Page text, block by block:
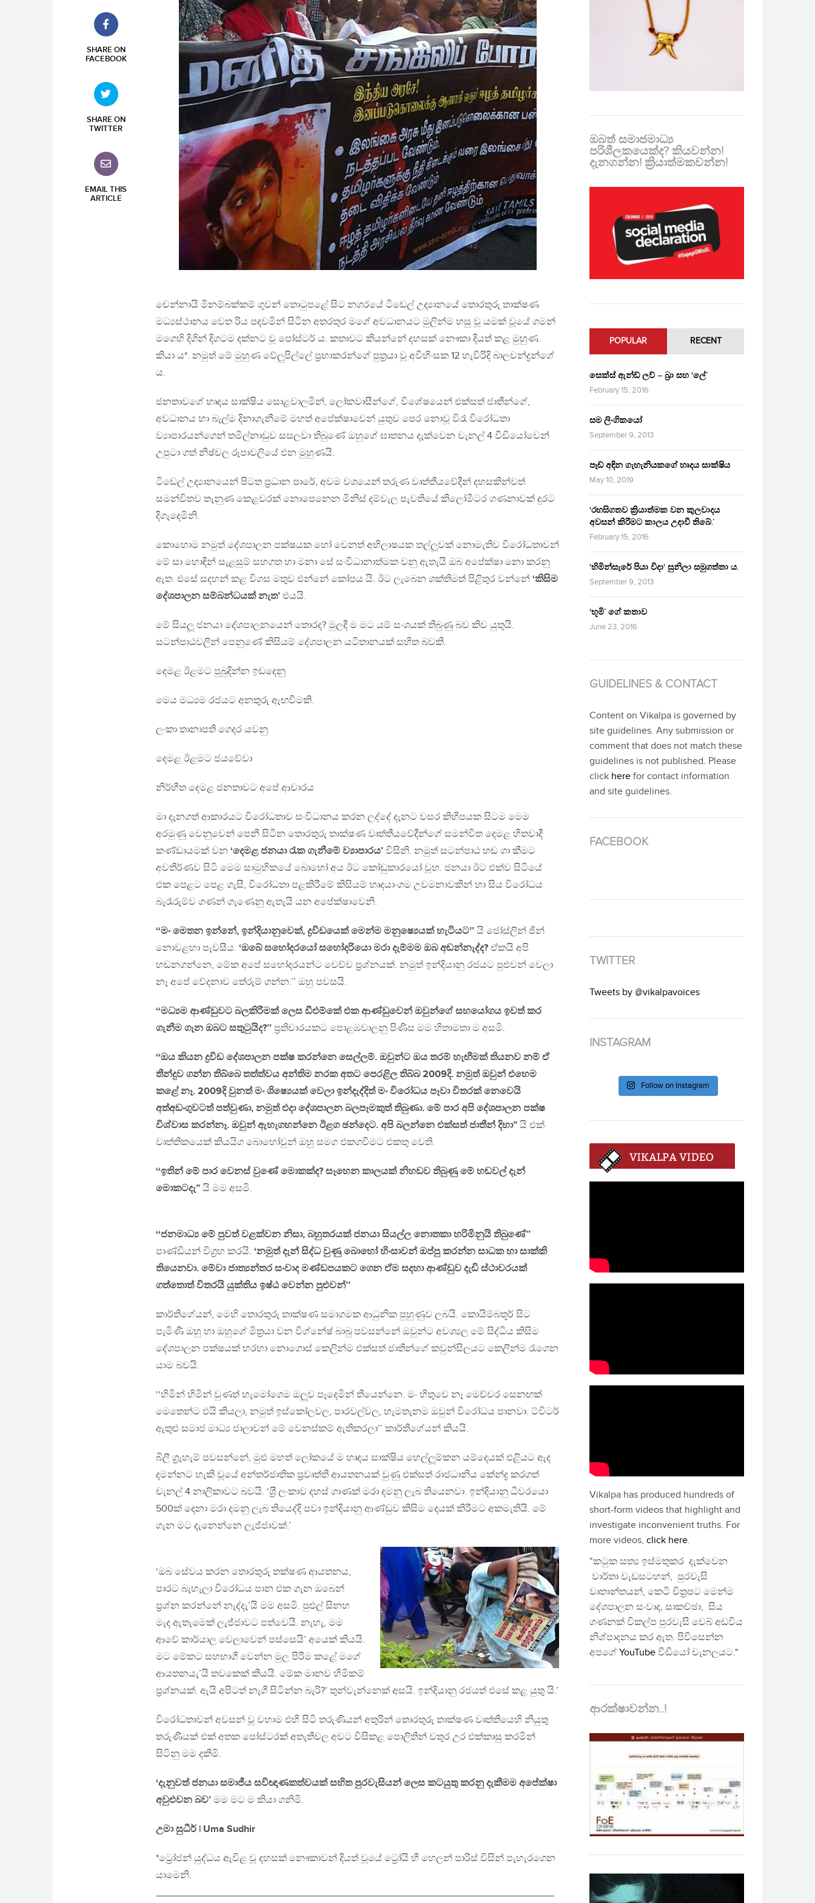
SHARE ON
FACEBOOK
SHARE ON
TWITTER
EMAIL THIS
ARTICLE
චෙන්නායි මීනම්බක්කම් ගුවන් තොටුපළේ සිට නගරයේ ටිඩෙල් උද්‍යානයේ තොරතුරු තාක්ෂණ
මධ්‍යස්ථානය වෙත රිය පදවමින් සිටින අතරතුර මගේ අවධානයට මුලින්ම හසු වූ යමක් වූයේ ගමන්
මගෙහි දිගින් දිගටම දක්නට වූ පෝස්ටර් ය. කතාවට කියන්නේ දහසක් නෞකා දියත් කළ මුහුණ.
කියා ය*. නමුත් මේ මුහුණ වේලුපිල්ලේ ප්‍රභාකරන්ගේ පුත්‍රයා වූ අවිහිංසක 12 හැවිරිදි බාලචන්ද්‍රන්ගේ
ය.
ජනතාවගේ හෘදය සාක්ෂිය සොළවාලමින්, ලෝකවාසීන්ගේ, විශේෂයෙන් එක්සත් ජාතීන්ගේ,
අවධානය හා බැල්ම දිනාගැනීමේ මහත් අපේක්ෂාවෙන් යුතුව පෙර නොවූ විරෑ විරෝධතා
ව්‍යාපාරයන්ගෙන් තමිල්නාඩුව සසලවා තිබුණේ ඔහුගේ ඝාතනය දැක්වෙන චැනල් 4 වීඩියෝවෙන්
උපුටා ගත් නිෂ්චල රූපාවලියේ එන මුහුණයි.
ටිඩෙල් උද්‍යානයෙන් පිටත ප‍්‍රධාන පාරේ, අවම වශයෙන් තරුණ වෘත්තීයවේදීන් දහසකින්වත්
සමන්විතව තැනුණ කෙළවරක් නොපෙනෙන මිනිස් දම්වැල පැවතියේ කිලෝමීටර ගණනාවක් දුරට
දිගැදෙමිනි.
කොහොම නමුත් දේශපාලන පක්ෂයක හෝ වෙනත් අභිලාෂයක තල්ලූවක් නොමැතිව විරෝධතාවන්
මේ සා හොඳින් සැළසුම් සහගත හා මනා සේ සංවිධානාත්මක වනු ඇතැයි ඔබ අපේක්ෂා නො කරනු
ඇත. එසේ සදහන් කළ විගස මතුව එන්නේ කෝපය යි. ඊට ලැබෙන ශක්තිමත් පිළිතුර වන්නේ ‘කිසිම
දේශපාලන සම්බන්ධයක් නැත’ එයයි.
මේ සියලූ ජනයා දේශපාලනයෙන් තොරද? මුලදී ම මට යම් සංශයක් තිබුණු බව කිව යුතුයි.
සටන්පාඨවලින් පෙනුණේ කිසියම් දේශපාලන යටිතානයක් සහිත බවකි.
දෙමළ ඊළමට පුබුදින්න ඉඩදෙනු
මෙය මධ්‍යම රජයට අනතුරු ඇඟවීමකි.
ලංකා තානාපති ගෙදර යවනු
දෙමළ ඊළමට ජයවේවා
නිර්භීත දෙමළ ජනතාවට අපේ ආචාරය
මා දැනගත් ආකාරයට විරෝධතාව සංවිධානය කරන ලද්දේ දැනට වසර කිහිපයක සිටම මෙම
අරමුණු වෙනුවෙන් පෙනී සිටින තොරතුරු තාක්ෂණ වෘත්තීයවේදීන්ගේ සමන්විත දෙමළ හිතවාදී
කණ්ඩායමක් වන ‘දෙමළ ජනයා රැක ගැනීමේ ව්‍යාපාරය’ විසිනි. නමුත් සටන්පාඨ හඬ ගා කීමට
අවතීර්ණව සිටි මෙම සාමුහිකයේ බොහෝ අය ඊට කෝඩුකාරයෝ වූහ. ජනයා ඊට එක්ව සිටියේ
එක පෙළට පෙළ ගැසී, විරෝධතා පළකිරීමේ කිසියම් හෘදයාංගම උවමනාවකින් හා සිය විරෝධය
බැරෑරුම්ව ගණන් ගැණෙනු ඇතැයි යන අපේක්ෂාවෙනි.
‘‘මං මෙතන ඉන්නේ, ඉන්දියානුවෙක්, ද්‍රවිඩයෙක් මෙන්ම මනුෂ්‍යෙයක් හැටියට’’ යි ජෝස්ලින් ජින්
නොවළහා පැවසීය. ‘ඔබේ සහෝදරයෝ සහෝදරියො මරා දැම්මම ඔබ අඬන්නැද්ද? ඒකයි අපි
හඬනගන්නෙ, මේක අපේ සහෝදරයන්ට වෙච්ච ප‍්‍රශ්නයක්. නමුත් ඉන්දියානු රජයට පුළුවන් වෙලා
නෑ අපේ වේදනාව තේරුම් ගන්න.’’ ඔහු පවසයි.
‘‘මධ්‍යම ආණ්ඩුවට බලකිරීමක් ලෙස ඩීඑම්කේ එක ආණ්ඩුවෙන් ඔවුන්ගේ සහයෝගය ඉවත් කර
ගැනීම ගැන ඔබට සතුටුයිද?’’ ප‍්‍රතිචාරයකට පොළඹවාලනු පිණිස මම හිතාමතා ම අසමි.
‘‘ඔය කියන ද්‍රවිඩ දේශපාලන පක්ෂ කරන්නෙ සෙල්ලම්. ඔවුන්ට ඔය තරම් හැඟීමක් තියනව නම් ඒ
තීන්දුව ගන්න තිබ්බෙ තත්ත්වය අන්තිම නරක අතට පෙරළිල තිබ්බ 2009දි. නමුත් ඔවුන් එහෙම
කළේ නෑ. 2009දි වුනත් මං ශිෂ්‍යෙයක් වෙලා ඉන්දැද්දිත් මං විරෝධය පෑවා විතරක් නෙවෙයි
අත්අඩංගුවටත් පත්වුණා, නමුත් එදා දේශපාලන බලපෑමකුත් තිබුණා. මේ පාර අපි දේශපාලන පක්ෂ
විශ්වාස කරන්නෑ. ඔවුන් ඇහැගහන්නෙ ඊළග ඡන්දෙට. අපි බලන්නෙ එක්සත් ජාතීන් දිහා” යි එක්
වෘත්තිකයෙක් කියයිග බොහෝවුන් ඔහු සමග එකගවීමට එකතු වෙති.
‘‘ඉතින් මේ පාර වෙනස් වුණේ මොකක්ද? සෑහෙන කාලයක් නිහඩව තිබුණු මේ හඬවල් දැන්
මොකටදැ” යි මම අසමි.
‘‘ජනමාධ්‍ය මේ පුවත් වළක්වන නිසා, බහුතරයක් ජනයා සියල්ල නොතකා හරිමිනුයි තිබුණේ’’
පාණ්ඩියන් විග‍්‍රහ කරයි. ‘නමුත් දැන් සිද්ධ වුණු බොහෝ හිංසාවන් ඔප්පු කරන්න සාධක හා සාක්කි
තියෙනවා. මේවා ජාත්‍යන්තර සංවාද මණ්ඩපයකට ගෙන ඒම සදහා ආණ්ඩුව දැඩි ස්ථාවරයක්
ගත්තොත් විතරයි යුක්තිය ඉෂ්ඨ වෙන්න පුළුවන්’’
කාර්තිගේයන්, මෙහි තොරතුරු තාක්ෂණ සමාගමක ආධුනික පුහුණුව ලබයි. කොයිම්බතූර් සිට
පැමිණි ඔහු හා ඔහුගේ මිත‍්‍රයා වන විග්නේෂ් බාබු පවසන්නේ ඔවුන්ට අවශ්‍යල මේ සිද්ධිය කිසිම
දේශපාලන පක්ෂයක් හරහා නොගොස් කෙලින්ම එක්සත් ජාතීන්ගේ කවුන්සිලයට කෙලින්ම රැගෙන
යාම බවයි.
‘‘හිමින් හිමින් වුණත් හැමෝගෙම ඔලූව පෑදෙමින් තියෙන්නෙ. මං හිතුවෙ නෑ මෙච්චර සෙනඟක්
මෙතෙන්ට එයි කියලා, නමුත් ඉස්කෝලවල, පාරවල්වල, හැමතැනම ඔවුන් විරෝධය පානවා. ට්විටර්
ඇතුළු සමාජ මාධ්‍ය ජාලාවන් මේ වෙනස්කම් ඇතිකරලා’’ කාර්තිගේයන් කියයි.
බිලී ග‍්‍රැහැම් පවසන්නේ, මුළු මහත් ලෝකයේ ම හෘදය සාක්ෂිය හෙල්ලූම්කන යම්දෙයක් එළියට ඇද
දමන්නට හැකි වූයේ අන්තර්ජාතික ප‍්‍රවෘත්ති ආයතනයක් වුණු එක්සත් රාජධානිය කේන්ද්‍ර කරගත්
චැනල් 4 නාලිකාවට බවයි. ‘ශ‍්‍රී ලංකාව දහස් ගාණක් මරා දමනු ලැබ තියෙනවා. ඉන්දියානු ධීවරයො
500ක් දෙනා මරා දමනු ලැබ තියෙද්දි පවා ඉන්දියානු ආණ්ඩුව කිසිම දෙයක් කිරීමට අකමැතියි. මේ
ගැන මට දැනෙන්නෙ ලැජ්ජාවක්.’
‘ඔබ සේවය කරන තොරතුරු තක්ෂණ ආයතනය,
පාරට බැහැලා විරෝධය පාන එක ගැන ඔබෙන්
ප්‍රශ්න කරන්නේ නැද්දැ’යි මම අසමි. පුළුල් සිනහ
මැද ඇතැමෙක් ලැජ්ජාවට පත්වෙයි. නැහැ, මම
ආවේ කාර්යාල වෙලාවෙන් පස්සෙයි’ අයෙක් කියයි.
මට මේකට සහභාගී වෙන්න මුල පිරීම කළේ මගේ
ආයතනයැ’යි තවකෙක් කියයි. මේක මානව හිමිකම්
ප්‍රශ්නයක්. ඇයි අපිටත් නැගී සිටින්න බැරි?’ තුන්වැන්නෙක් අසයි. ඉන්දියානු රජයත් එසේ කළ යුතු යි.’
විරෝධතාවන් අවසන් වූ වහාම එහි සිටි තරුණියන් අතුරින් තොරතුරු තාක්ෂණ වෘත්තියෙහි නියුතු
තරුණියක් එක් අතක පෝස්ටරක් අතැතිවල අවට විසිකළ පොලිතින් වතුර උර එක්කාසු කරමින්
සිටිනු මම දකිමි.
‘දැනුවත් ජනයා සමාජීය සවිඥාණකත්වයක් සහිත පුරවැසියන් ලෙස කටයුතු කරනු දැකීමම අපේක්ෂා
අවුළුවන බව’ මම මට ම කියා ගනිමි.
උමා සුධීර් | Uma Sudhir
*ට්‍රෝජන් යුද්ධය ඇවිළ වූ දහසක් නෞකාවන් දියත් වූයේ ට්‍රෝයි හී හෙලන් පාරිස් විසින් පැහැරගෙන
යාමෙනි.
ඔබත් සමාජමාධ්‍ය
පරිශීලකයෙක්ද? කියවන්න!
දැනගන්න! ක්‍රියාත්මකවන්න!
POPULAR RECENT
සෙක්ස් ඇන්ඩ් ලව් – බ්‍රා සහ ‘ලේ’
February 15, 2016
සම ලිංගිකයෝ
September 9, 2013
පෑඩ් අඳින ගැහැනියකගේ හෘදය සාක්ෂිය
May 10, 2019
‘රහසිගතව ක්‍රියාත්මක වන කුලවාදය
අවසන් කිරීමට කාලය උදාවී තිබේ.’
February 15, 2016
‘හිමින්සැරේ පියා විදා‘ සුනිලා සමුගත්තා ය.
September 9, 2013
‘භූමි’ ගේ කතාව
June 23, 2016
GUIDELINES & CONTACT
Content on Vikalpa is governed by
site guidelines. Any submission or
comment that does not match these
guidelines is not published. Please
click here for contact information
and site guidelines.
FACEBOOK
TWITTER
Tweets by @vikalpavoices
INSTAGRAM
Follow on Instagram
Vikalpa has produced hundreds of
short-form videos that highlight and
investigate inconvenient truths. For
more videos, click here.
"කටුක සත්‍ය ඉස්මතුකර දැක්වෙන
වාර්තා වැඩසටහන්, පුරවැසි
වෘතාන්තයන්, කෙටි චිත්‍රපට මෙන්ම
දේශපාලන සංවාද, සාකච්ඡා, සිය
ගණනක් විකල්ප පුරවැසි වෙබ් අඩවිය
නිශ්පාදනය කර ඇත. පිවිසෙන්න
අපගේ YouTube වීඩියෝ චැනලයට."
ආරක්ෂාවන්න..!